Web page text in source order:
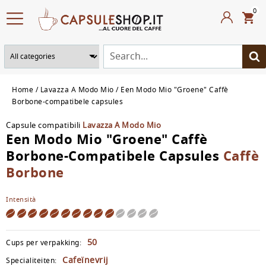
0
Home Lavazza A Modo Mio
Een Modo Mio "Groene" Caffè
Borbone-compatibele capsules
Capsule compatibili Lavazza A Modo Mio
Een Modo Mio "Groene" Caffè
Borbone-Compatibele Capsules Caffè
Borbone
Intensità
Cups per verpakking: 50
Specialiteiten: Cafeïnevrij